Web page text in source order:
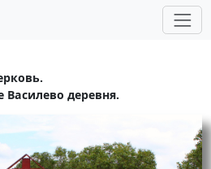
деревня.